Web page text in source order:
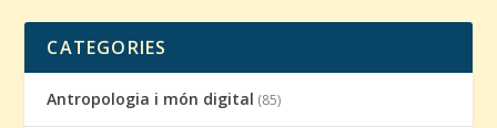
CATEGORIES
Antropologia i món digital (85)